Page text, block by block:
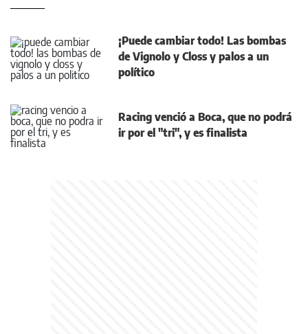
¡Puede cambiar todo! Las bombas
de Vignolo y Closs y palos a un
político
Racing venció a Boca, que no podrá
ir por el "tri", y es finalista